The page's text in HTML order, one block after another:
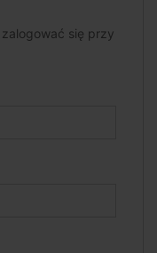
się przy